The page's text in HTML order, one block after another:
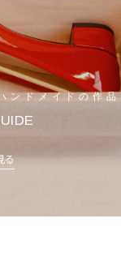
ンドメイドの作品
る